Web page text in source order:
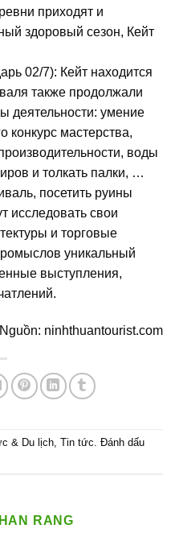
приходят и
здоровый сезон, Кейт
02/7): Кейт находится
также продолжали
деятельности: умение
конкурс мастерства,
воды
и толкать палки, …
посетить руины
исследовать свои
и торговые
уникальный
выступления,
Nguồn: ninhthuantourist.com
& Du lịch, Tin tức. Đánh dấu
RANG